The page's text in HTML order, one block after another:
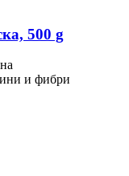
500 g
и фибри